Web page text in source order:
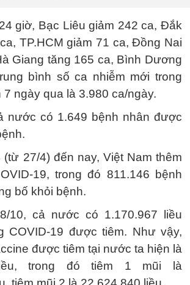
giờ, Bạc Liêu giảm 242 ca, Đắk
TP.HCM giảm 71 ca, Đồng Nai
Giang tăng 165 ca, Bình Dương
bình số ca nhiễm mới trong
ngày qua là 3.980 ca/ngày.
nước có 1.649 bệnh nhân được
27/4) đến nay, Việt Nam thêm
19, trong đó 811.146 bệnh
bố khỏi bệnh.
10, cả nước có 1.170.967 liều
COVID-19 được tiêm. Như vậy,
được tiêm tại nước ta hiện là
liều, trong đó tiêm 1 mũi là